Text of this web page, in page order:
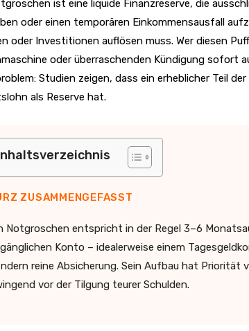
ist eine liquide Finanzreserve, die
oder einen temporären Einkommensausfall
oder Investitionen auflösen muss. Wer diesen
oder überraschenden Kündigung sofort
Studien zeigen, dass ein erheblicher Teil
als Reserve hat.
ZUSAMMENGEFASST
Notgroschen entspricht in der Regel 3–6
Konto – idealerweise einem
reine Absicherung. Sein Aufbau hat Priorität
vor der Tilgung teurer Schulden.